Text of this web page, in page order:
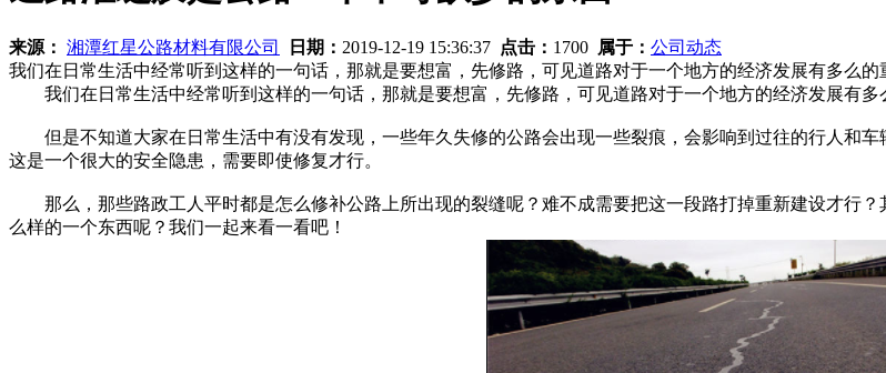
来源： 湘潭红星公路材料有限公司 日期： 2019-12-19 15:36:37 点击： 1700 属于： 公司动态
我们在日常生活中经常听到这样的一句话，那就是要想富，先修路，可见道路对于一个地方的经济发展有多么
我们在日常生活中经常听到这样的一句话，那就是要想富，先修路，可见道路对于一个地方的经济发展有多
但是不知道大家在日常生活中有没有发现，一些年久失修的公路会出现一些裂痕，会影响到过往的行人和车
这是一个很大的安全隐患，需要即使修复才行。
那么，那些路政工人平时都是怎么修补公路上所出现的裂缝呢？难不成需要把这一段路打掉重新建设才行
么样的一个东西呢？我们一起来看一看吧！